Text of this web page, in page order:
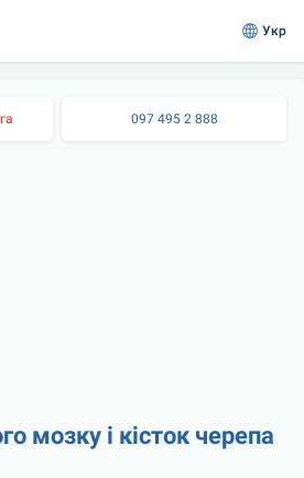
Укр
097 495 2 888
мозку і кісток черепа